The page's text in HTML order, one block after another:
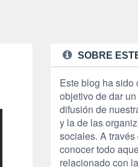
SOBRE
Este blog ha sido
objetivo de dar
difusión de
y la de las
sociales. A
conocer todo
relacionado con